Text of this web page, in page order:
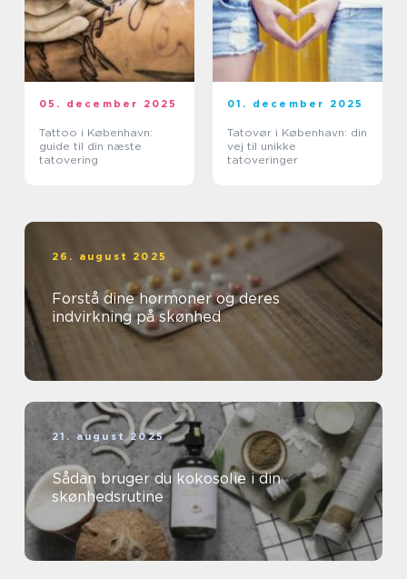
05. december 2025
Tattoo i København:
guide til din næste
tatovering
01. december 2025
Tatovør i København: din
vej til unikke
tatoveringer
26. august 2025
Forstå dine hormoner og deres
indvirkning på skønhed
21. august 2025
Sådan bruger du kokosolie i din
skønhedsrutine